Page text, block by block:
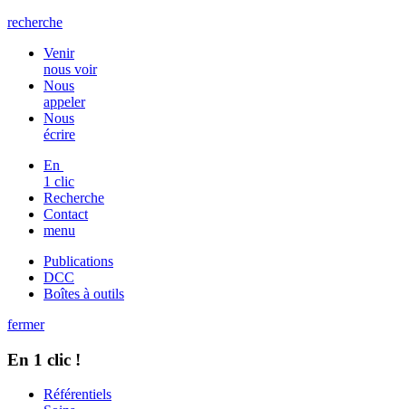
recherche
Venir
nous voir
Nous
appeler
Nous
écrire
En
1 clic
Recherche
Contact
menu
Publications
DCC
Boîtes à outils
fermer
En 1 clic !
Référentiels